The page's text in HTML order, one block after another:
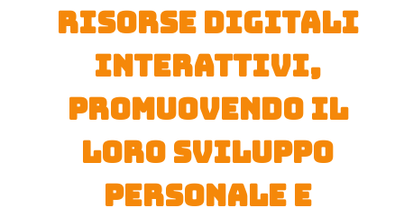
risorse digitali
interattivi,
promuovendo il
loro sviluppo
personale e